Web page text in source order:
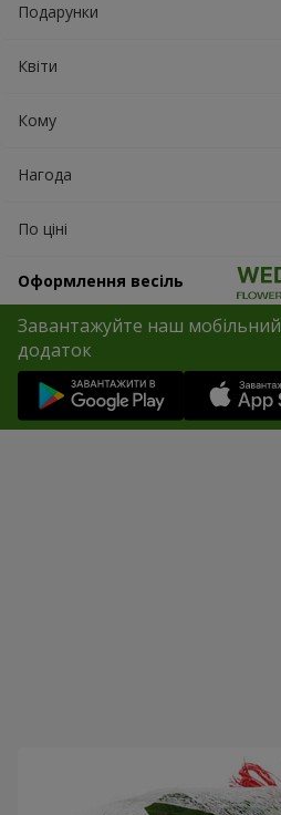
Подарунки
Квіти
Кому
Нагода
По ціні
Оформлення весіль
Завантажуйте наш мобільний
додаток